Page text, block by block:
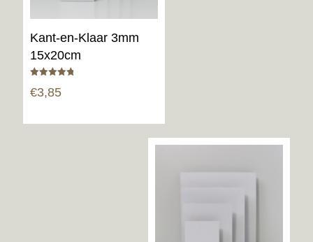
Kant-en-Klaar 3mm
15x20cm
4.80
uit 5
€3,85